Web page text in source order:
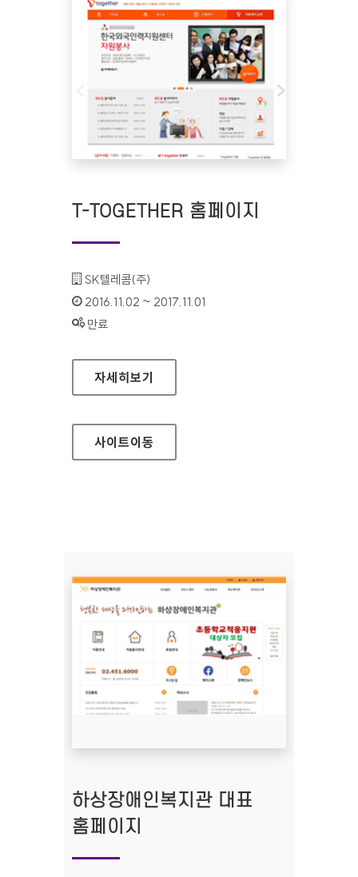
T-TOGETHER 홈페이지
기관명 :
SK텔레콤(주)
인증기간 :
2016.11.02 ~ 2017.11.01
상태 :
만료
T-TOGETHER 홈페이지
자세히보기
사이트이동
하상장애인복지관 대표
홈페이지